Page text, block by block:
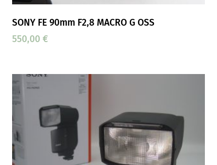
SONY FE 90mm F2,8 MACRO G OSS
550,00 €